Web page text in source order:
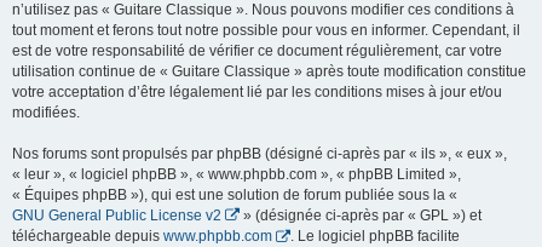
n’utilisez pas « Guitare Classique ». Nous pouvons modifier ces conditions à
tout moment et ferons tout notre possible pour vous en informer. Cependant, il
est de votre responsabilité de vérifier ce document régulièrement, car votre
utilisation continue de « Guitare Classique » après toute modification constitue
votre acceptation d’être légalement lié par les conditions mises à jour et/ou
modifiées.
Nos forums sont propulsés par phpBB (désigné ci-après par « ils », « eux »,
« leur », « logiciel phpBB », « www.phpbb.com », « phpBB Limited »,
« Équipes phpBB »), qui est une solution de forum publiée sous la «
GNU General Public License v2
» (désignée ci-après par « GPL ») et
téléchargeable depuis www.phpbb.com
. Le logiciel phpBB facilite